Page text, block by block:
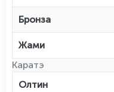
Бронза
Жами
Каратэ
Олтин